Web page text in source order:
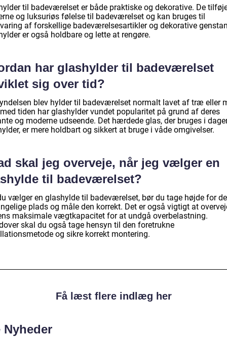
til badeværelset er både praktiske og dekorative. De
og luksuriøs følelse til badeværelset og kan bruges til
af forskellige badeværelsesartikler og dekorative
er også holdbare og lette at rengøre.
har glashylder til badeværelset
sig over tid?
blev hylder til badeværelset normalt lavet af træ eller
tiden har glashylder vundet popularitet på grund af deres
og moderne udseende. Det hærdede glas, der bruges i
er mere holdbart og sikkert at bruge i våde omgivelser.
skal jeg overveje, når jeg vælger en
til badeværelset?
vælger en glashylde til badeværelset, bør du tage højde for
plads og måle den korrekt. Det er også vigtigt at
maksimale vægtkapacitet for at undgå overbelastning.
skal du også tage hensyn til den foretrukne
og sikre korrekt montering.
Få læst flere indlæg her
Nyheder